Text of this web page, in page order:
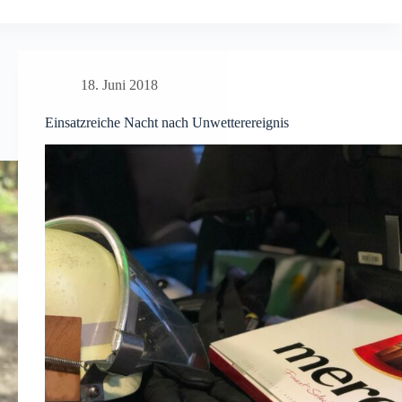
18. Juni 2018
Einsatzreiche Nacht nach Unwetterereignis